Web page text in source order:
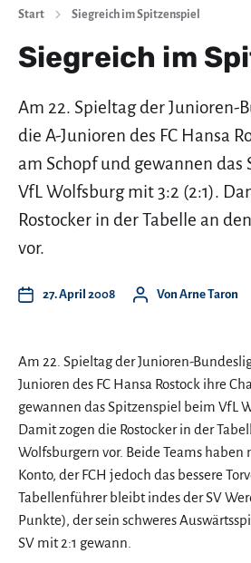
Start Siegreich im Spitzenspiel
Siegreich im
Am 22. Spieltag der Junioren-
die A-Junioren des FC Hansa
am Schopf und gewannen
VfL Wolfsburg mit 3:2 (2:1).
Rostocker in der Tabelle an
vor.
27. April 2008 Von Arne Taron
Am 22. Spieltag der Junioren-
Junioren des FC Hansa Rostock ihre
gewannen das Spitzenspiel beim VfL
Damit zogen die Rostocker in der
Wolfsburgern vor. Beide Teams haben
Konto, der FCH jedoch das bessere
Tabellenführer bleibt indes der SV
Punkte), der sein schweres
SV mit 2:1 gewann.